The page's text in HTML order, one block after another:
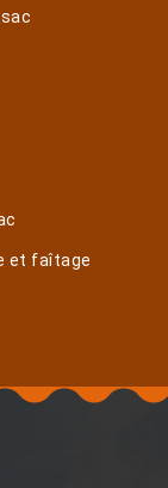
et faîtage